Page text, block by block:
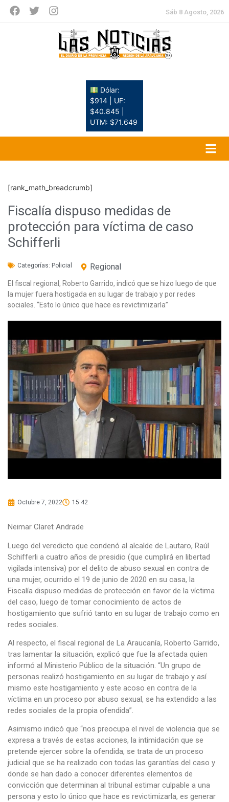
Sáb 8 Agosto, 2026
Dólar:
$914 | UF:
$40.845 |
UTM: $71.649
[rank_math_breadcrumb]
Fiscalía dispuso medidas de
protección para víctima de caso
Schifferli
Categorías: Policial Regional
El fiscal regional, Roberto Garrido, indicó que se hizo luego de que
la mujer fuera hostigada en su lugar de trabajo y por redes
sociales. “Esto lo único que hace es revictimizarla”
Octubre 7, 2022 15:42
Neimar Claret Andrade
Luego del veredicto que condenó al alcalde de Lautaro, Raúl
Schifferli a cuatro años de presidio (que cumplirá en libertad
vigilada intensiva) por el delito de abuso sexual en contra de
una mujer, ocurrido el 19 de junio de 2020 en su casa, la
Fiscalía dispuso medidas de protección en favor de la víctima
del caso, luego de tomar conocimiento de actos de
hostigamiento que sufrió tanto en su lugar de trabajo como en
redes sociales.
Al respecto, el fiscal regional de La Araucanía, Roberto Garrido,
tras lamentar la situación, explicó que fue la afectada quien
informó al Ministerio Público de la situación. “Un grupo de
personas realizó hostigamiento en su lugar de trabajo y así
mismo este hostigamiento y este acoso en contra de la
víctima en un proceso por abuso sexual, se ha extendido a las
redes sociales de la propia ofendida”.
Asimismo indicó que “nos preocupa el nivel de violencia que se
expresa a través de estas acciones, la intimidación que se
pretende ejercer sobre la ofendida, se trata de un proceso
judicial que se ha realizado con todas las garantías del caso y
donde se han dado a conocer diferentes elementos de
convicción que determinan al tribunal estimar culpable a una
persona y esto lo único que hace es revictimizarla, es generar